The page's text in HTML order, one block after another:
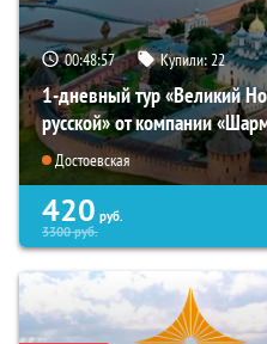
00:48:56 Купили:22
1-дневный тур «Великий
русской» от компании
Достоевская
420 руб.
3300руб.